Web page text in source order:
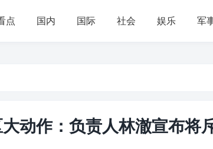
点 国内 国际 社会 娱乐 军
动作：负责人林澈宣布将